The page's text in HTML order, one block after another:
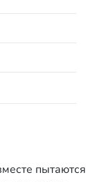
пытаются